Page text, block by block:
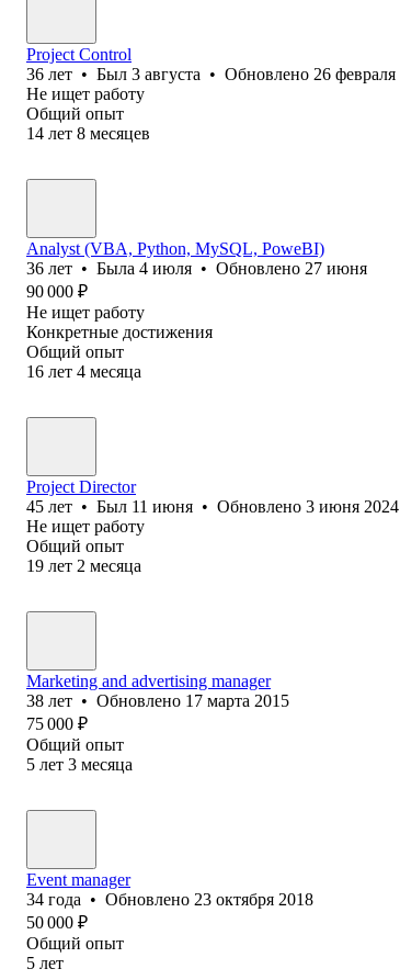
Project Control
36 лет • Был 3 августа • Обновлено 26 февраля
Не ищет работу
Общий опыт
14 лет 8 месяцев
Analyst (VBA, Python, MySQL, PoweBI)
36 лет • Была 4 июля • Обновлено 27 июня
90 000 ₽
Не ищет работу
Конкретные достижения
Общий опыт
16 лет 4 месяца
Project Director
45 лет • Был 11 июня • Обновлено 3 июня 2024
Не ищет работу
Общий опыт
19 лет 2 месяца
Marketing and advertising manager
38 лет • Обновлено 17 марта 2015
75 000 ₽
Общий опыт
5 лет 3 месяца
Event manager
34 года • Обновлено 23 октября 2018
50 000 ₽
Общий опыт
5 лет